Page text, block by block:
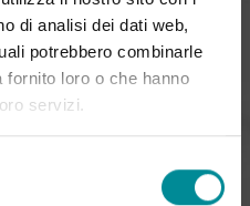
di analisi dei dati web,
potrebbero combinarle
loro o che hanno
servizi.